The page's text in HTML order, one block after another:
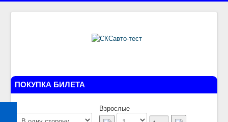
ПОКУПКА БИЛЕТА
Взрослые